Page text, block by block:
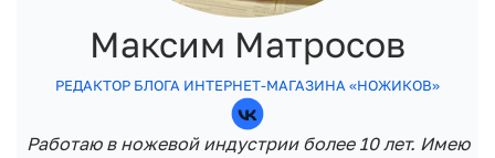
Максим Матросов
РЕДАКТОР БЛОГА ИНТЕРНЕТ-МАГАЗИНА «НОЖИКОВ»
Работаю в ножевой индустрии более 10 лет. Имею